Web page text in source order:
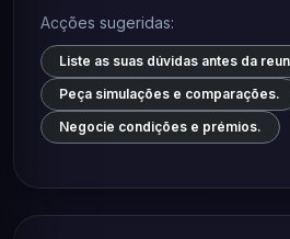
Acções sugeridas:
Liste as suas dúvidas antes da
Peça simulações e comparações.
Negocie condições e prémios.